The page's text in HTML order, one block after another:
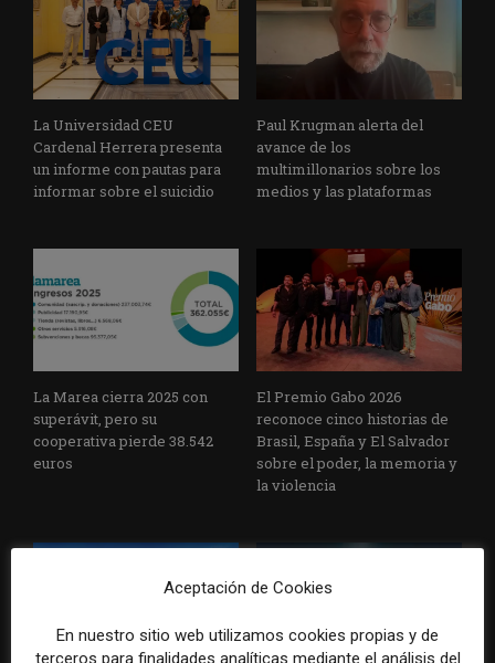
La Universidad CEU
Cardenal Herrera presenta
un informe con pautas para
informar sobre el suicidio
Paul Krugman alerta del
avance de los
multimillonarios sobre los
medios y las plataformas
La Marea cierra 2025 con
superávit, pero su
cooperativa pierde 38.542
euros
El Premio Gabo 2026
reconoce cinco historias de
Brasil, España y El Salvador
sobre el poder, la memoria y
la violencia
Aceptación de Cookies
En nuestro sitio web utilizamos cookies propias y de
terceros para finalidades analíticas mediante el análisis del